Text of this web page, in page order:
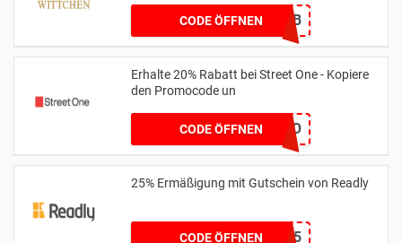
CODE ÖFFNEN666EF2CB
Erhalte 20% Rabatt bei Street One - Kopiere
den Promocode un
CODE ÖFFNENMYLOVESO
25% Ermäßigung mit Gutschein von Readly
CODE ÖFFNENBOOTS25